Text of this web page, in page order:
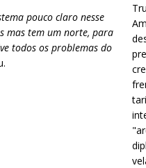
pouco claro nesse
mas tem um norte, para
todos os problemas do